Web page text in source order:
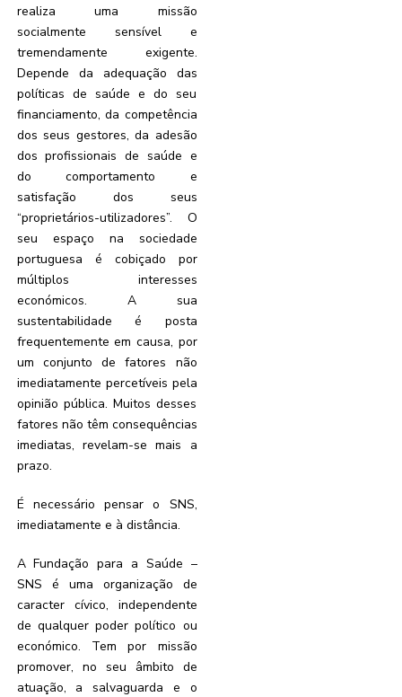
realiza uma missão
socialmente sensível e
tremendamente exigente.
Depende da adequação das
políticas de saúde e do seu
financiamento, da competência
dos seus gestores, da adesão
dos profissionais de saúde e
do comportamento e
satisfação dos seus
“proprietários-utilizadores”. O
seu espaço na sociedade
portuguesa é cobiçado por
múltiplos interesses
económicos. A sua
sustentabilidade é posta
frequentemente em causa, por
um conjunto de fatores não
imediatamente percetíveis pela
opinião pública. Muitos desses
fatores não têm consequências
imediatas, revelam-se mais a
prazo.
É necessário pensar o SNS,
imediatamente e à distância.
A Fundação para a Saúde –
SNS é uma organização de
caracter cívico, independente
de qualquer poder político ou
económico. Tem por missão
promover, no seu âmbito de
atuação, a salvaguarda e o